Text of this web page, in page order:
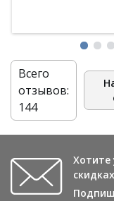
Всего
отзывов:
144
Хотите